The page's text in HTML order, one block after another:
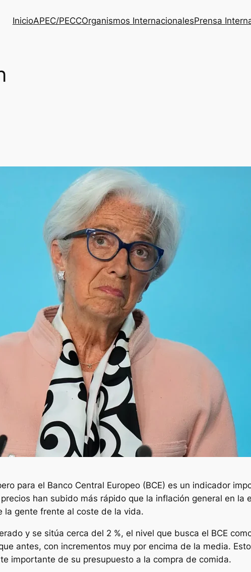
InicioAPEC/PECCOrganismos InternacionalesPrensa
para el Banco Central Europeo (BCE) es un indicador
han subido más rápido que la inflación general en la
la gente frente al coste de la vida.
y se sitúa cerca del 2 %, el nivel que busca el BCE
antes, con incrementos muy por encima de la media.
importante de su presupuesto a la compra de comida.